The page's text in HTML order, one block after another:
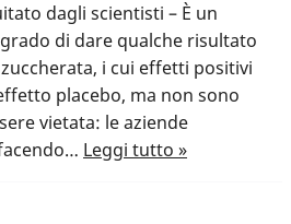
dagli scientisti – È un
di dare qualche risultato
i cui effetti positivi
placebo, ma non sono
vietata: le aziende
Leggi tutto »